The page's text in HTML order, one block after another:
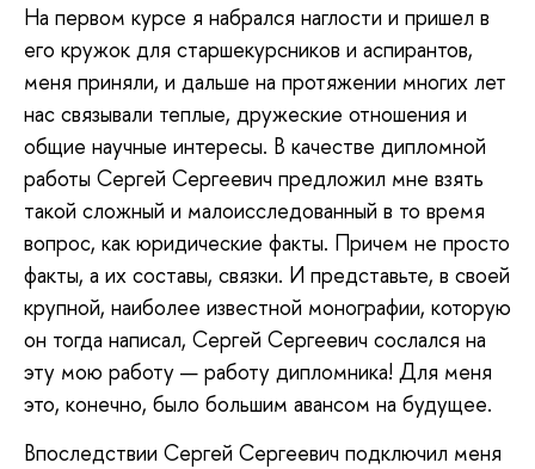
На первом курсе я набрался наглости и пришел в
его кружок для старшекурсников и аспирантов,
меня приняли, и дальше на протяжении многих лет
нас связывали теплые, дружеские отношения и
общие научные интересы. В качестве дипломной
работы Сергей Сергеевич предложил мне взять
такой сложный и малоисследованный в то время
вопрос, как юридические факты. Причем не просто
факты, а их составы, связки. И представьте, в своей
крупной, наиболее известной монографии, которую
он тогда написал, Сергей Сергеевич сослался на
эту мою работу — работу дипломника! Для меня
это, конечно, было большим авансом на будущее.
Впоследствии Сергей Сергеевич подключил меня